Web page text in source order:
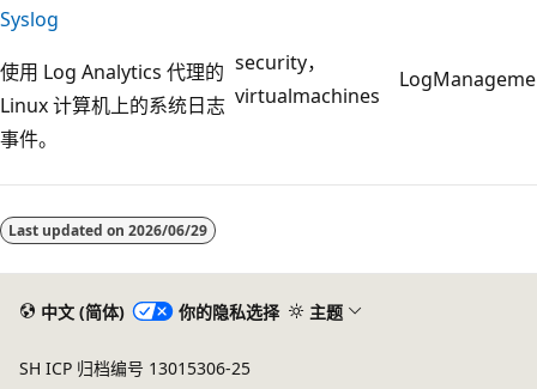
Syslog
使用 Log Analytics 代理的
Linux 计算机上的系统日志
事件。
security，
virtualmachines
模
式
Last updated on 2026/06/29
中文 (简体) 你的隐私选择 主题
SH ICP 归档编号 13015306-25